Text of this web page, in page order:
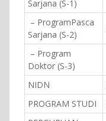
Sarjana (S-1)
– ProgramPasca
Sarjana (S-2)
– Program
Doktor (S-3)
NIDN
PROGRAM STUDI